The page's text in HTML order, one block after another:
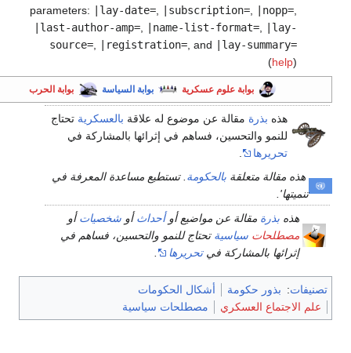
parameters:|lay-date=,|subscription=,|nopp=
|last-author-amp=,|name-list-format=,|lay-
source=,|registration=, and|lay-summary=
(help
بوابة علوم عسكرية بوابة السياسة بوابة الحرب
بذرة مقالة عن موضوع له علاقةبالعسكريةتحتاج
للنمو والتحسين، فساهم في إثرائها بالمشاركة في
تحريرها
.
هذه مقالة متعلقةبالحكومة. تستطيع مساعدة المعرفة في
تنميتها'.
بذرة مقالة عن مواضيع أوأحداثأوشخصياتأو
مصطلحات سياسيةتحتاج للنمو والتحسين، فساهم في
إثرائها بالمشاركة في تحريرها .
تصنيفات: بذور حكومة
أشكال الحكومات
علم الاجتماع العسكري
مصطلحات سياسية